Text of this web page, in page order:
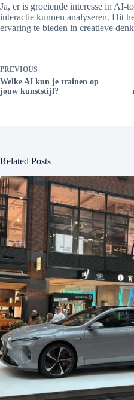
Ja, er is groeiende interesse in AI-
interactie kunnen analyseren. Dit
ervaring te bieden in creatieve
PREVIOUS
Welke AI kun je trainen op
jouw kunststijl?
Related Posts